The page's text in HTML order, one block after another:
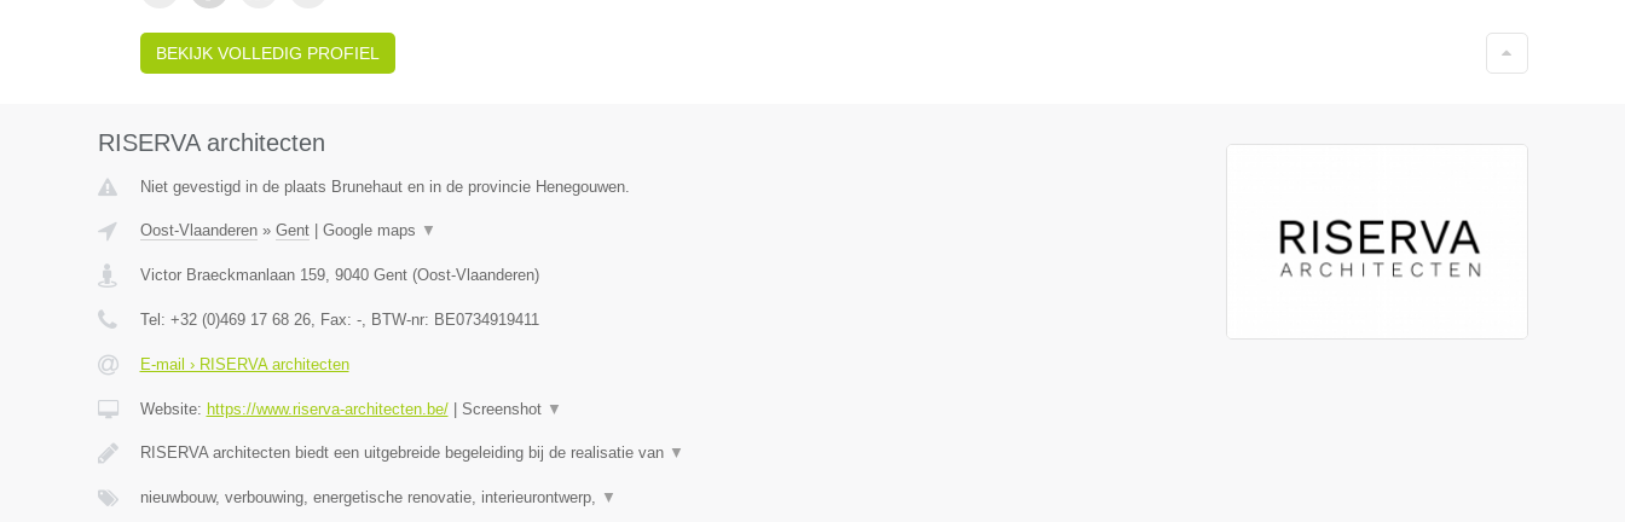
BEKIJK VOLLEDIG PROFIEL
RISERVA architecten
Niet gevestigd in de plaats Brunehaut en in de provincie Henegouwen.
Oost-Vlaanderen» Gent| Google maps ▼
Victor Braeckmanlaan 159, 9040 Gent(Oost-Vlaanderen)
Tel: +32 (0)469 17 68 26, Fax: -, BTW-nr: BE0734919411
E-mail › RISERVA architecten
Website: https://www.riserva-architecten.be/| Screenshot ▼
RISERVA architecten biedt een uitgebreide begeleiding bij de realisatie van ▼
nieuwbouw, verbouwing, energetische renovatie, interieurontwerp, ▼